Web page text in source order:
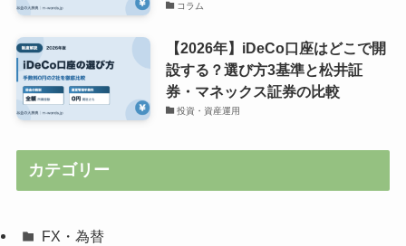
コラム
【2026年】iDeCo口座はどこで開
設する？選び方3基準と松井証
券・マネックス証券の比較
投資・資産運用
カテゴリー
FX・為替